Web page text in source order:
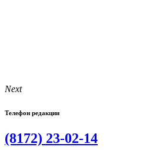
Next
Телефон редакции
(8172) 23-02-14